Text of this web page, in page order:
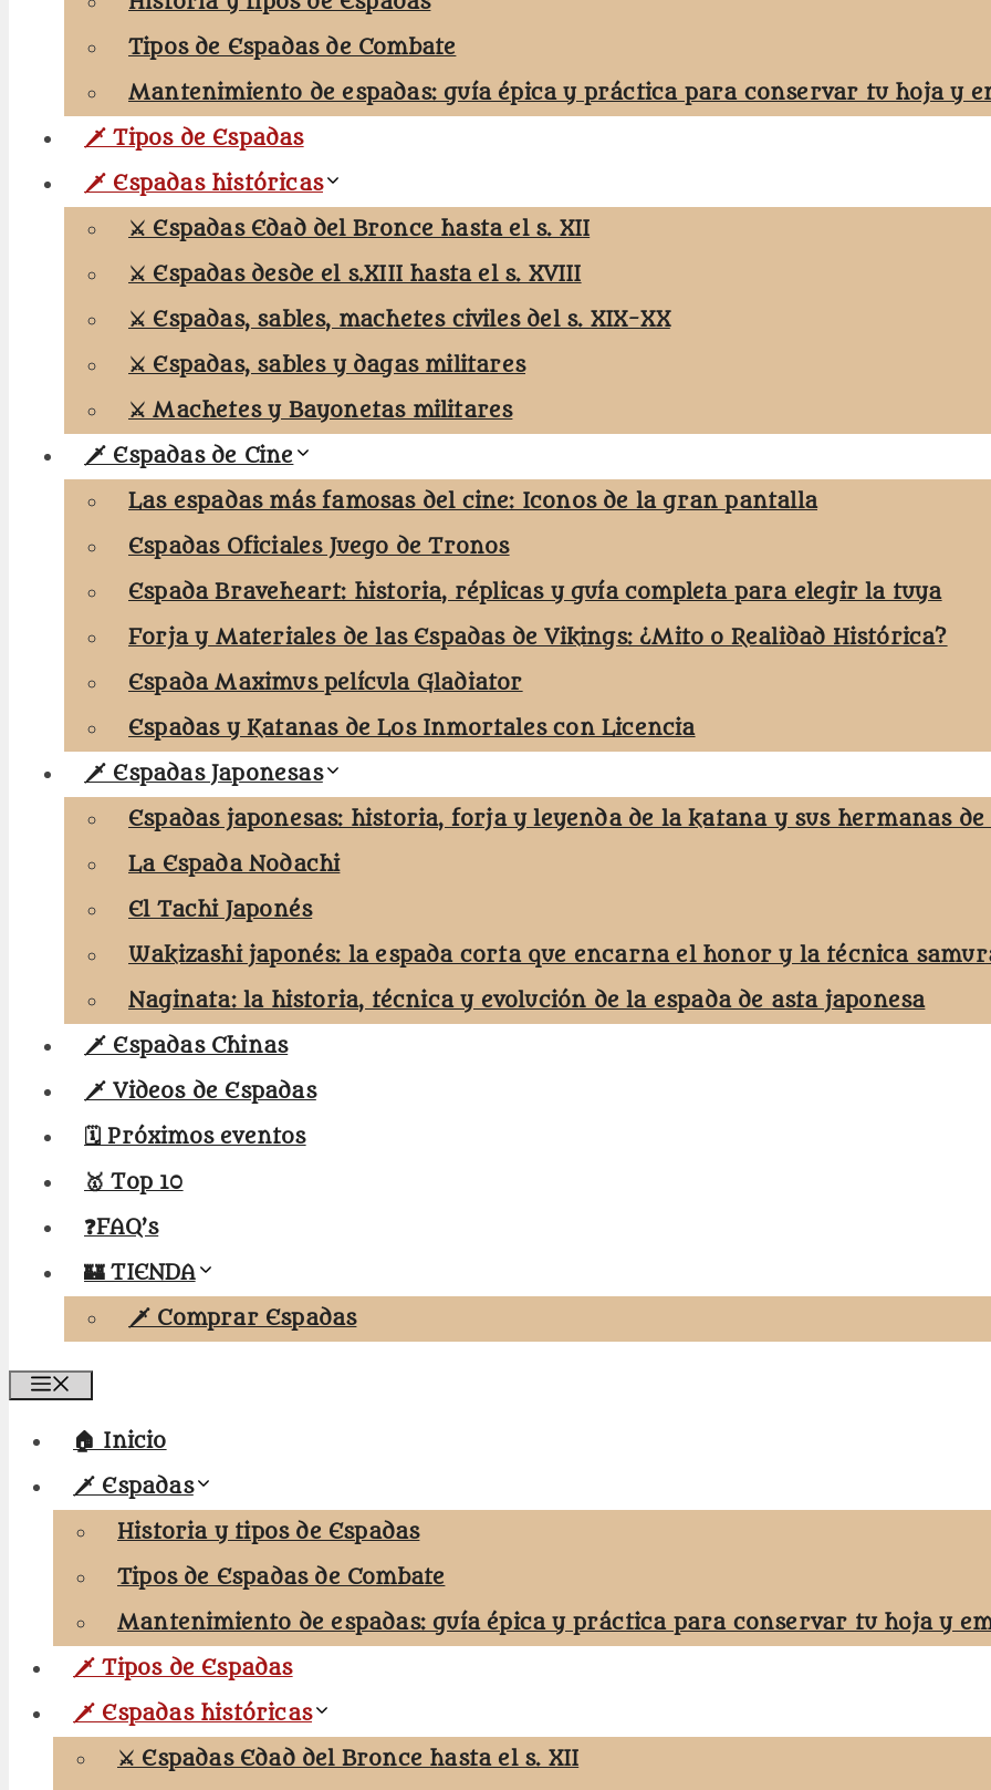
Tipos de Espadas de Combate
Mantenimiento de espadas: guía épica y práctica para conservar tu hoja y
🗡️ Tipos de Espadas
🗡️ Espadas históricas
⚔️ Espadas Edad del Bronce hasta el s. XII
⚔️ Espadas desde el s.XIII hasta el s. XVIII
⚔️ Espadas, sables, machetes civiles del s. XIX-XX
⚔️ Espadas, sables y dagas militares
⚔️ Machetes y Bayonetas militares
🗡️ Espadas de Cine
Las espadas más famosas del cine: Iconos de la gran pantalla
Espadas Oficiales Juego de Tronos
Espada Braveheart: historia, réplicas y guía completa para elegir la tuya
Forja y Materiales de las Espadas de Vikings: ¿Mito o Realidad Histórica?
Espada Maximus película Gladiator
Espadas y Katanas de Los Inmortales con Licencia
🗡️ Espadas Japonesas
Espadas japonesas: historia, forja y leyenda de la katana y sus hermanas de
La Espada Nodachi
El Tachi Japonés
Wakizashi japonés: la espada corta que encarna el honor y la técnica
Naginata: la historia, técnica y evolución de la espada de asta japonesa
🗡️ Espadas Chinas
🗡️ Videos de Espadas
🗓️ Próximos eventos
🥇 Top 10
❓FAQ’s
🏰 TIENDA
🗡️ Comprar Espadas
🏠 Inicio
🗡️ Espadas
Historia y tipos de Espadas
Tipos de Espadas de Combate
Mantenimiento de espadas: guía épica y práctica para conservar tu hoja y
🗡️ Tipos de Espadas
🗡️ Espadas históricas
⚔️ Espadas Edad del Bronce hasta el s. XII